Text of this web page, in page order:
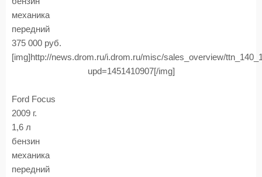
механика
передний
375 000 руб.
[img]http://news.drom.ru/i.drom.ru/misc/sales_overview/
upd=1451410907[/img]
Ford Focus
2009 г.
1,6 л
бензин
механика
передний